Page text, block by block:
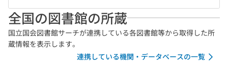
全国の図書館の所蔵
国立国会図書館サーチが連携している各図書館等から取得した所
蔵情報を表示します。
連携している機関・データベースの一覧